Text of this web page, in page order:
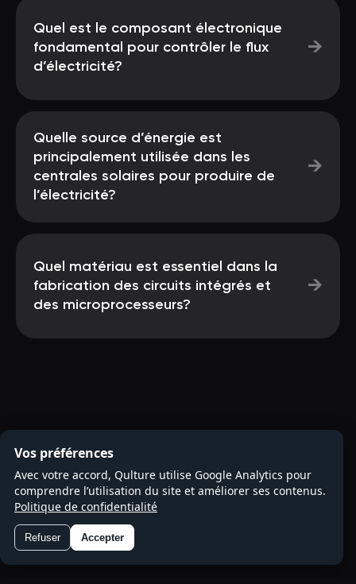
Quel est le composant électronique
fondamental pour contrôler le flux
d’électricité?
→
Quelle source d’énergie est
principalement utilisée dans les
centrales solaires pour produire de
l’électricité?
→
Quel matériau est essentiel dans la
fabrication des circuits intégrés et
des microprocesseurs?
→
Vos préférences
Avec votre accord, Qulture utilise Google Analytics pour
comprendre l’utilisation du site et améliorer ses contenus.
Politique de confidentialité
Refuser Accepter